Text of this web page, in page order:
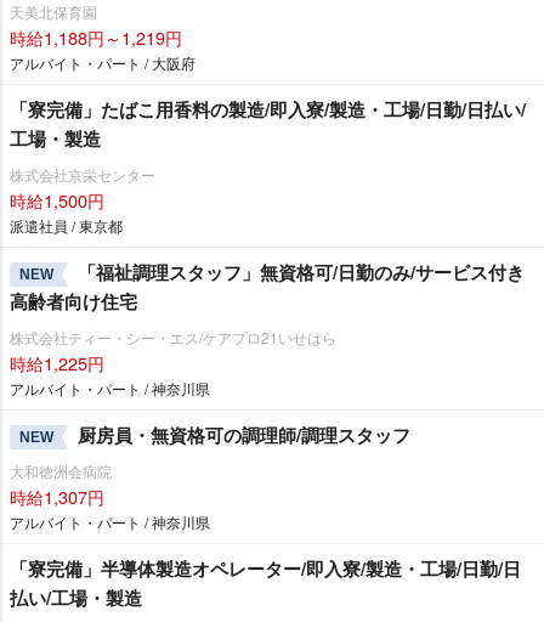
天美北保育園
時給1,188円～1,219円
アルバイト・パート / 大阪府
「寮完備」たばこ用香料の製造/即入寮/製造・工場/日勤/日払い/
工場・製造
株式会社京栄センター
時給1,500円
派遣社員 / 東京都
NEW
「福祉調理スタッフ」無資格可/日勤のみ/サービス付き
高齢者向け住宅
株式会社ティー・シー・エス/ケアプロ21いせはら
時給1,225円
アルバイト・パート / 神奈川県
NEW 厨房員・無資格可の調理師/調理スタッフ
大和徳洲会病院
時給1,307円
アルバイト・パート / 神奈川県
「寮完備」半導体製造オペレーター/即入寮/製造・工場/日勤/日
払い/工場・製造